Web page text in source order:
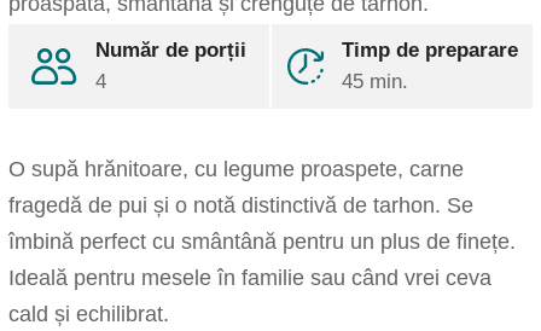
Share
Număr de porții
4
Timp de preparare
45 min.
O supă hrănitoare, cu legume proaspete, carne
fragedă de pui și o notă distinctivă de tarhon. Se
îmbină perfect cu smântână pentru un plus de finețe.
Ideală pentru mesele în familie sau când vrei ceva
cald și echilibrat.